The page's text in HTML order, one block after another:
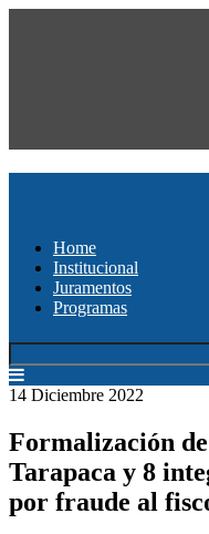
Home
Institucional
Juramentos
Programas
14 Diciembre 2022
Formalización
Tarapaca y 8
por fraude al